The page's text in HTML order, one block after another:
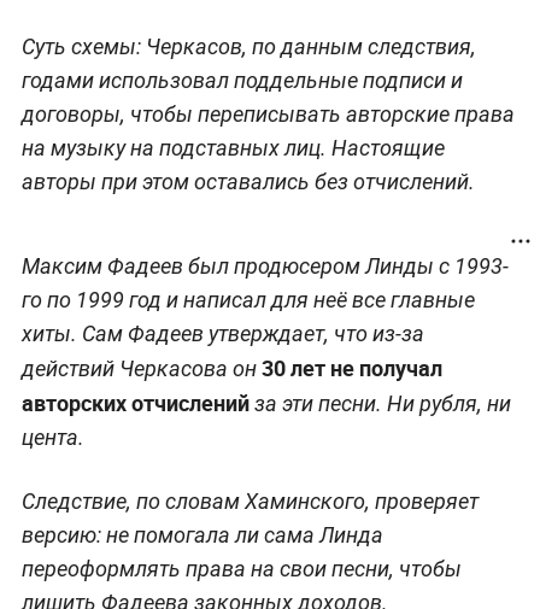
Суть схемы: Черкасов, по данным следствия,
годами использовал поддельные подписи и
договоры, чтобы переписывать авторские права
на музыку на подставных лиц. Настоящие
авторы при этом оставались без отчислений.
Максим Фадеев был продюсером Линды с 1993-
го по 1999 год и написал для неё все главные
хиты. Сам Фадеев утверждает, что из-за
действий Черкасова он30 лет не получал
авторских отчисленийза эти песни. Ни рубля, ни
цента.
Следствие, по словам Хаминского, проверяет
версию: не помогала ли сама Линда
переоформлять права на свои песни, чтобы
лишить Фадеева законных доходов.